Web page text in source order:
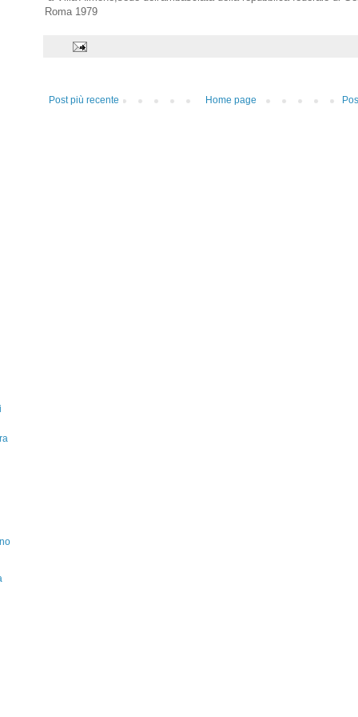
Roma 1979
Post più recente Home page